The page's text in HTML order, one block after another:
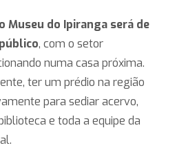
Museu do Ipiranga será de
, com o setor
numa casa próxima.
ter um prédio na região
para sediar acervo,
e toda a equipe da